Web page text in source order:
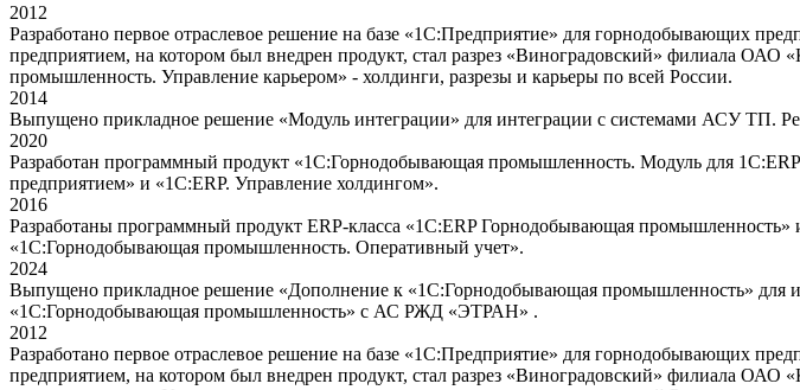
2012
Разработано первое отраслевое решение на базе «1С:Предприятие» для горнодобывающих
предприятием, на котором был внедрен продукт, стал разрез «Виноградовский» филиала
промышленность. Управление карьером» - холдинги, разрезы и карьеры по всей России.
2014
Выпущено прикладное решение «Модуль интеграции» для интеграции с системами АСУ ТП.
2020
Разработан программный продукт «1С:Горнодобывающая промышленность. Модуль для
предприятием» и «1С:ERP. Управление холдингом».
2016
Разработаны программный продукт ERP-класса «1С:ERP Горнодобывающая промышленность»
«1С:Горнодобывающая промышленность. Оперативный учет».
2024
Выпущено прикладное решение «Дополнение к «1С:Горнодобывающая промышленность» для
«1С:Горнодобывающая промышленность» с АС РЖД «ЭТРАН» .
2012
Разработано первое отраслевое решение на базе «1С:Предприятие» для горнодобывающих
предприятием, на котором был внедрен продукт, стал разрез «Виноградовский» филиала